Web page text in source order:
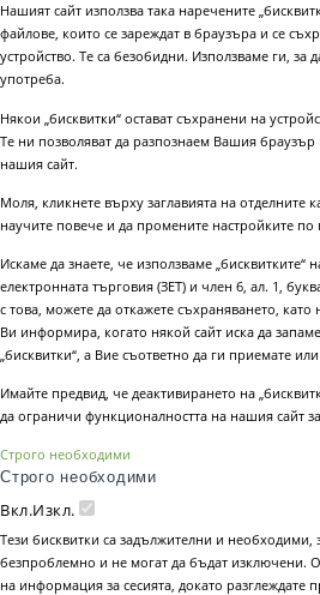
Нашият сайт използва така наречените
файлове, които се зареждат в браузъра и се
устройство. Те са безобидни. Използваме ги, за
употреба.
Някои „бисквитки“ остават съхранени на
Те ни позволяват да разпознаем Вашия
нашия сайт.
Моля, кликнете върху заглавията на отделните
научите повече и да промените настройките по
Искаме да знаете, че използваме „бисквитките“
електронната търговия (ЗЕТ) и член 6, ал. 1,
с това, можете да откажете съхраняването, като
Ви информира, когато някой сайт иска да
„бисквитки“, а Вие съответно да ги приемате
Имайте предвид, че деактивирането на
да ограничи функционалността на нашия сайт
Строго необходими
Строго необходими
Вкл.Изкл.
Тези бисквитки са задължителни и необходими,
безпроблемно и не могат да бъдат изключени.
на информация за сесията, докато разглеждате